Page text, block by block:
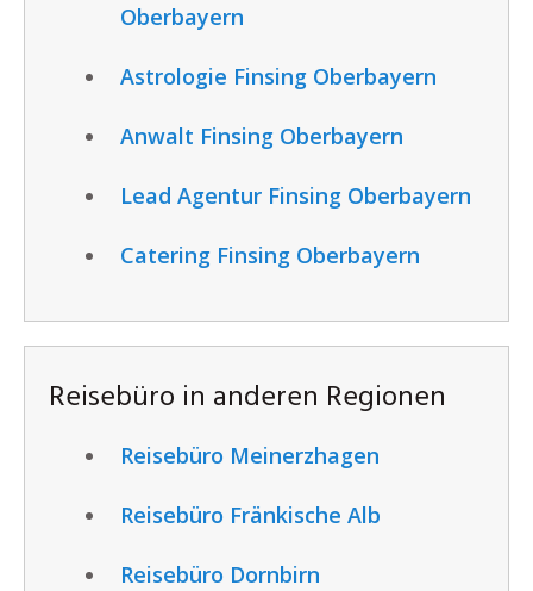
Oberbayern
Astrologie Finsing Oberbayern
Anwalt Finsing Oberbayern
Lead Agentur Finsing Oberbayern
Catering Finsing Oberbayern
Reisebüro in anderen Regionen
Reisebüro Meinerzhagen
Reisebüro Fränkische Alb
Reisebüro Dornbirn